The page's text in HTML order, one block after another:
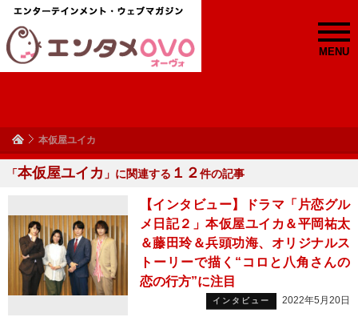
MENU
本仮屋ユイカ
「本仮屋ユイカ 」に関連する １２件の記事
【インタビュー】ドラマ「片恋グル
メ日記２」本仮屋ユイカ＆平岡祐太
＆藤田玲＆兵頭功海、オリジナルス
トーリーで描く“コロと八角さんの
恋の行方”に注目
インタビュー 2022年5月20日